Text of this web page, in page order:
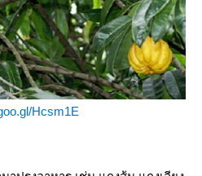
Hcsm1E